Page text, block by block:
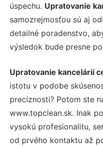
úspechu. Upratovanie
samozrejmosťou sú aj
detailné poradenstvo,
výsledok bude presne
Upratovanie kancelárií
istotu v podobe
precíznosti? Potom ste
www.topclean.sk. Inak
vysokú profesionalitu,
od prvého kontaktu až